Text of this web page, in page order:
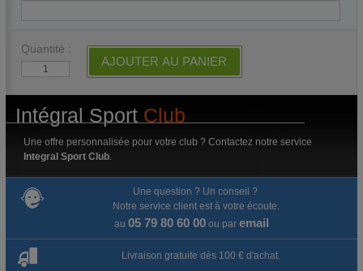
Quantité :
AJOUTER AU PANIER
Intégral Sport Club
Une offre personnalisée pour votre club ? Contactez notre service
Integral Sport Club
Une question ? Un conseil ?
Notre service client est à votre écoute.
au 05 79 80 60 00ou par email
Livraison gratuite dès 100 € d'achat.